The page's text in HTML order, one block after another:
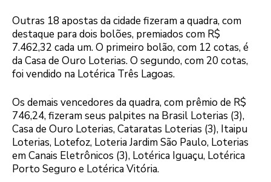
Outras 18 apostas da cidade fizeram a quadra, com
destaque para dois bolões, premiados com R$
7.462,32 cada um. O primeiro bolão, com 12 cotas, é
da Casa de Ouro Loterias. O segundo, com 20 cotas,
foi vendido na Lotérica Três Lagoas.
Os demais vencedores da quadra, com prêmio de R$
746,24, fizeram seus palpites na Brasil Loterias (3),
Casa de Ouro Loterias, Cataratas Loterias (3), Itaipu
Loterias, Lotefoz, Loteria Jardim São Paulo, Loterias
em Canais Eletrônicos (3), Lotérica Iguaçu, Lotérica
Porto Seguro e Lotérica Vitória.